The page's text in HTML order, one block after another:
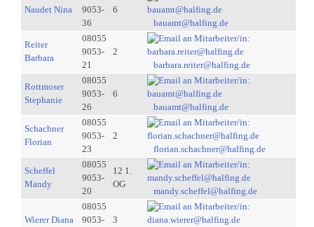
Naudet Nina
9053-
36
6
bauamt@halfing.de
Reiter
Barbara
08055
9053-
21
2
barbara.reiter@halfing.de
Rottmoser
Stephanie
08055
9053-
26
6
bauamt@halfing.de
Schachner
Florian
08055
9053-
23
2
florian.schachner@halfing.de
Scheffel
Mandy
08055
9053-
20
12 1.
OG
mandy.scheffel@halfing.de
Wierer Diana
08055
9053-
3